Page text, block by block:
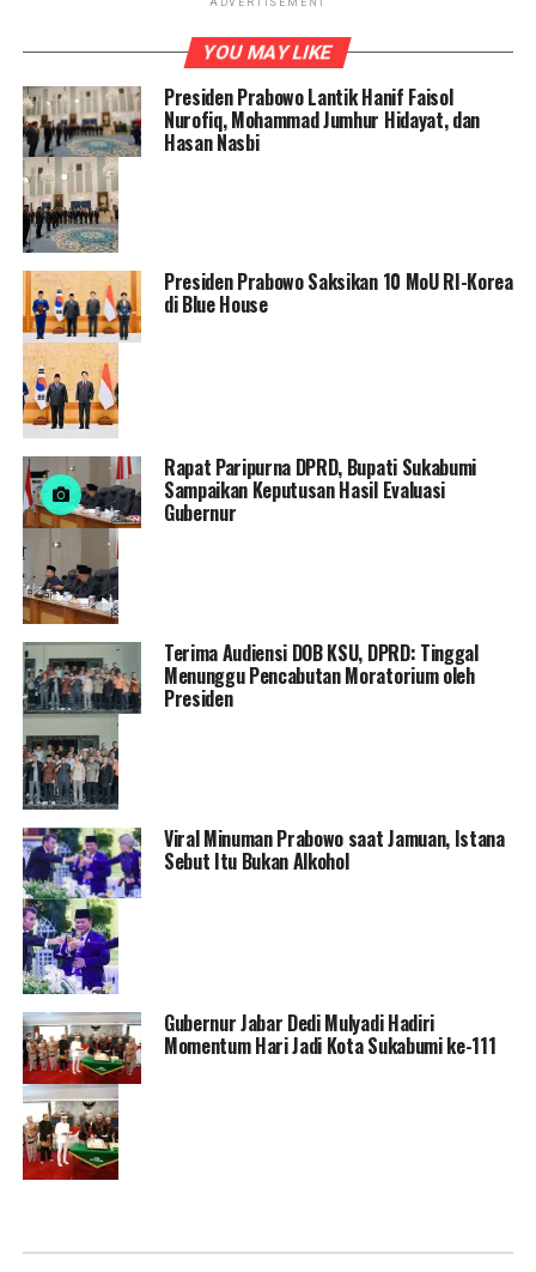
YOU MAY LIKE
Presiden Prabowo Lantik Hanif Faisol
Nurofiq, Mohammad Jumhur Hidayat, dan
Hasan Nasbi
Presiden Prabowo Saksikan 10 MoU RI-Korea
di Blue House
Rapat Paripurna DPRD, Bupati Sukabumi
Sampaikan Keputusan Hasil Evaluasi
Gubernur
Terima Audiensi DOB KSU, DPRD: Tinggal
Menunggu Pencabutan Moratorium oleh
Presiden
Viral Minuman Prabowo saat Jamuan, Istana
Sebut Itu Bukan Alkohol
Gubernur Jabar Dedi Mulyadi Hadiri
Momentum Hari Jadi Kota Sukabumi ke-111